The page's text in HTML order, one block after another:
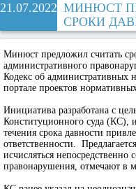
21.07.2022 МИНЮСТ
СРОКИ
Минюст предложил считать
административного
Кодекс об
портале проектов
Инициатива разработана с
Конституционного суда (КС),
течения срока давности
ответственности.
исчисляться
правонарушения, отмечают в